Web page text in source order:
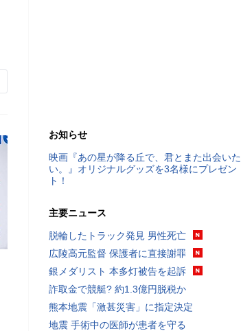
お知らせ
映画『あの星が降る丘で、君とまた出会いた
い。』オリジナルグッズを3名様にプレゼン
ト！
主要ニュース
脱輪したトラック発見 男性死亡
広陵高元監督 保護者に直接謝罪
銀メダリスト 本多灯被告を起訴
詐取金で競艇? 約1.3億円脱税か
熊本地震「激甚災害」に指定決定
地震 手術中の医師が患者を守る